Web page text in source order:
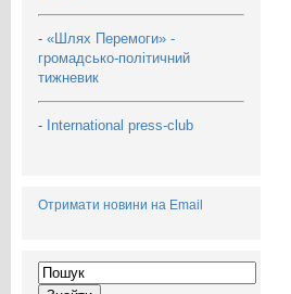
- «Шлях Перемоги» -
громадсько-політичний
тижневик
- International press-club
Отримати новини на Email